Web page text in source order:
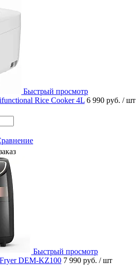
Быстрый просмотр
Rice Cooker 4L 6 990 руб. / шт
Быстрый просмотр
DEM-KZ100 7 990 руб. / шт